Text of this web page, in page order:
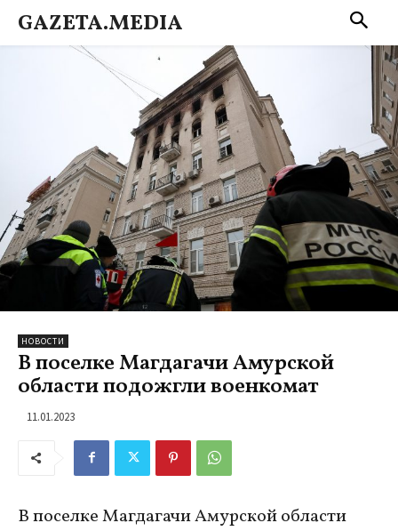
GAZETA.MEDIA
НОВОСТИ
В поселке Магдагачи Амурской
области подожгли военкомат
11.01.2023
В поселке Магдагачи Амурской области